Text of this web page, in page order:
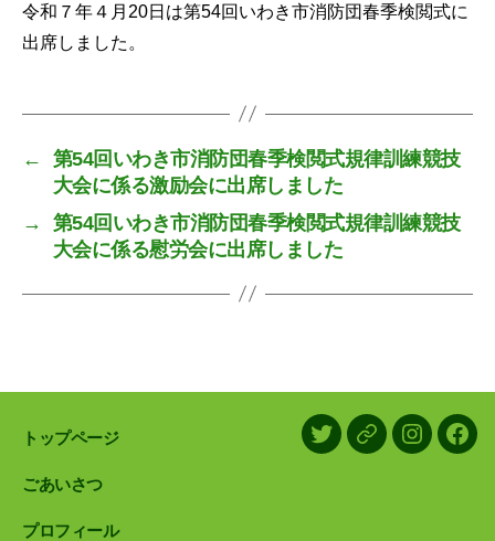
令和７年４月20日は第54回いわき市消防団春季検閲式に
出席しました。
←
第54回いわき市消防団春季検閲式規律訓練競技
大会に係る激励会に出席しました
→
第54回いわき市消防団春季検閲式規律訓練競技
大会に係る慰労会に出席しました
トップページ
ごあいさつ
プロフィール
X/TwitterLINE Instagram